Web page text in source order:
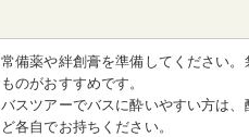
常備薬や絆創膏を準備してください
ものがおすすめです。
バスツアーでバスに酔いやすい方は
ど各自でお持ちください。